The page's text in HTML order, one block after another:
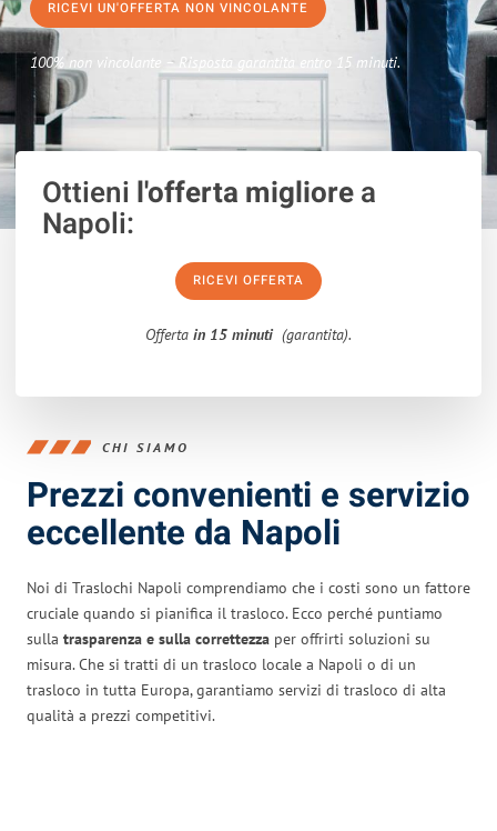
RICEVI UN'OFFERTA NON VINCOLANTE
100% non vincolante – Risposta garantita entro 15 minuti.
Ottieni l'offerta migliorea
Napoli:
RICEVI OFFERTA
Offerta in 15 minuti (garantita).
CHI SIAMO
Prezzi convenienti e servizio
eccellente da Napoli
Noi di Traslochi Napoli comprendiamo che i costi sono un fattore
cruciale quando si pianifica il trasloco. Ecco perché puntiamo
sulla trasparenza e sulla correttezza per offrirti soluzioni su
misura. Che si tratti di un trasloco locale a Napoli o di un
trasloco in tutta Europa, garantiamo servizi di trasloco di alta
qualità a prezzi competitivi.